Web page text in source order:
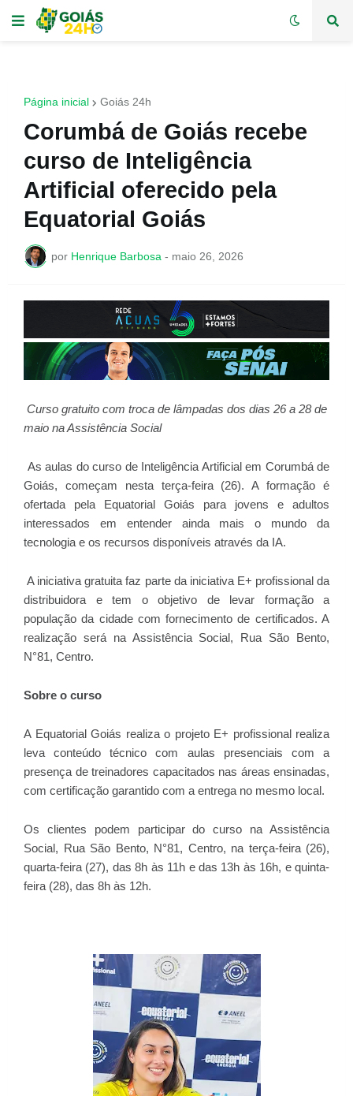
Página inicial Goiás 24h
Corumbá de Goiás recebe
curso de Inteligência
Artificial oferecido pela
Equatorial Goiás
por Henrique Barbosa - maio 26, 2026
Curso gratuito com troca de lâmpadas dos dias 26 a 28 de
maio na Assistência Social
As aulas do curso de Inteligência Artificial em Corumbá de
Goiás, começam nesta terça-feira (26). A formação é
ofertada pela Equatorial Goiás para jovens e adultos
interessados em entender ainda mais o mundo da
tecnologia e os recursos disponíveis através da IA.
A iniciativa gratuita faz parte da iniciativa E+ profissional da
distribuidora e tem o objetivo de levar formação a
população da cidade com fornecimento de certificados. A
realização será na Assistência Social, Rua São Bento,
N°81, Centro.
Sobre o curso
A Equatorial Goiás realiza o projeto E+ profissional realiza
leva conteúdo técnico com aulas presenciais com a
presença de treinadores capacitados nas áreas ensinadas,
com certificação garantido com a entrega no mesmo local.
Os clientes podem participar do curso na Assistência
Social, Rua São Bento, N°81, Centro, na terça-feira (26),
quarta-feira (27), das 8h às 11h e das 13h às 16h, e quinta-
feira (28), das 8h às 12h.